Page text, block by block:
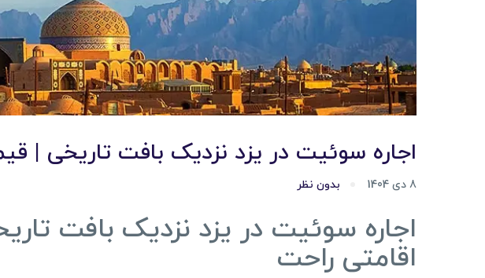
اجاره سوئیت در یزد نزدیک بافت تاریخی |
8 دی 1404 بدون نظر
اجاره سوئیت در یزد نزدیک بافت
اقامتی راحت